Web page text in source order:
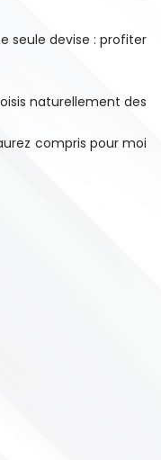
seule devise : profiter
naturellement des
compris pour moi